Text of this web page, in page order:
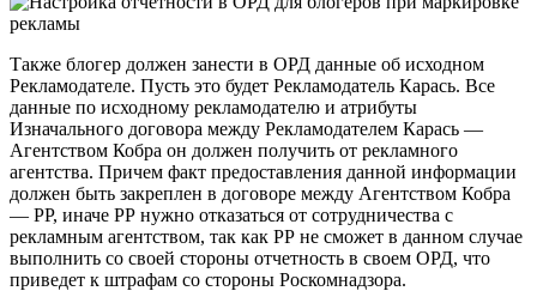
Также блогер должен занести в ОРД данные об исходном
Рекламодателе. Пусть это будет Рекламодатель Карась. Все
данные по исходному рекламодателю и атрибуты
Изначального договора между Рекламодателем Карась —
Агентством Кобра он должен получить от рекламного
агентства. Причем факт предоставления данной информации
должен быть закреплен в договоре между Агентством Кобра
— РР, иначе РР нужно отказаться от сотрудничества с
рекламным агентством, так как РР не сможет в данном случае
выполнить со своей стороны отчетность в своем ОРД, что
приведет к штрафам со стороны Роскомнадзора.